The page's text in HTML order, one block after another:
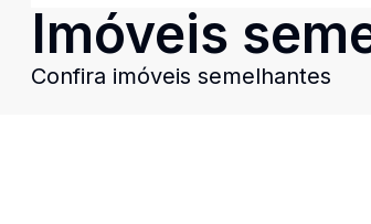
Imóveis
Confira imóveis semelhantes